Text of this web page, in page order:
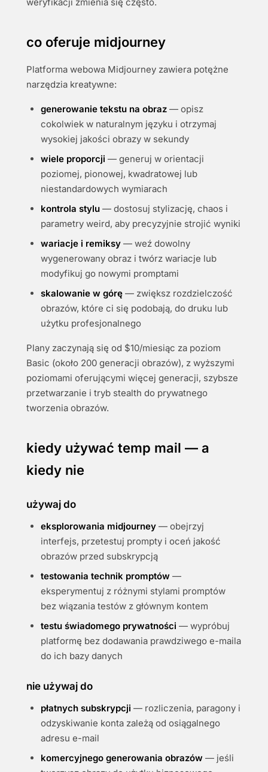
co oferuje midjourney
Platforma webowa Midjourney zawiera potężne
narzędzia kreatywne:
generowanie tekstu na obraz — opisz
cokolwiek w naturalnym języku i otrzymaj
wysokiej jakości obrazy w sekundy
wiele proporcji — generuj w orientacji
poziomej, pionowej, kwadratowej lub
niestandardowych wymiarach
kontrola stylu — dostosuj stylizację, chaos i
parametry weird, aby precyzyjnie strojić wyniki
wariacje i remiksy — weź dowolny
wygenerowany obraz i twórz wariacje lub
modyfikuj go nowymi promptami
skalowanie w górę — zwiększ rozdzielczość
obrazów, które ci się podobają, do druku lub
użytku profesjonalnego
Plany zaczynają się od $10/miesiąc za poziom
Basic (około 200 generacji obrazów), z wyższymi
poziomami oferującymi więcej generacji, szybsze
przetwarzanie i tryb stealth do prywatnego
tworzenia obrazów.
kiedy używać temp mail — a
kiedy nie
używaj do
eksplorowania midjourney — obejrzyj
interfejs, przetestuj prompty i oceń jakość
obrazów przed subskrypcją
testowania technik promptów —
eksperymentuj z różnymi stylami promptów
bez wiązania testów z głównym kontem
testu świadomego prywatności — wypróbuj
platformę bez dodawania prawdziwego e-maila
do ich bazy danych
nie używaj do
płatnych subskrypcji — rozliczenia, paragony i
odzyskiwanie konta zależą od osiągalnego
adresu e-mail
komercyjnego generowania obrazów — jeśli